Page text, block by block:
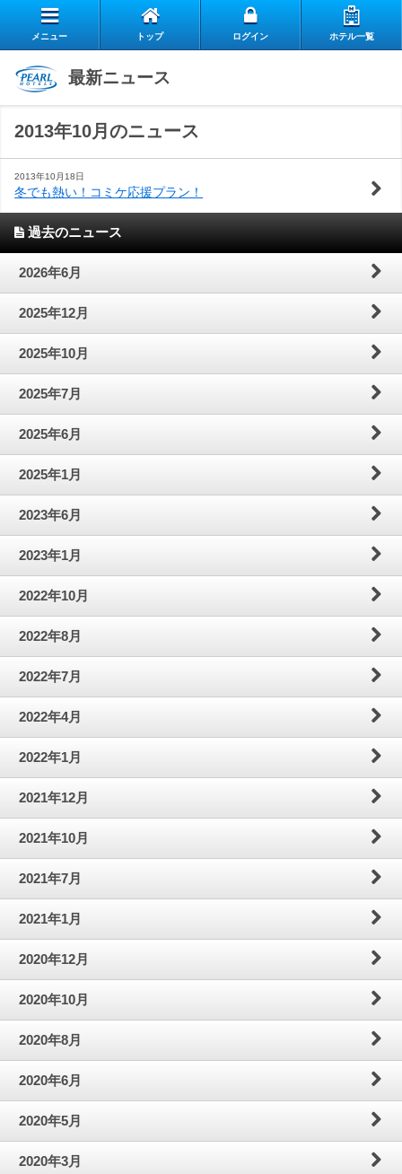
リ
ー
慢
の
ス
タ
ッ
フ
の
想
い
お
客
様
の
声
よ
く
あ
る
質
問
お
問
い
合
わ
せ
閉じる
メニュー トップ ログイン ホテル一覧
最新ニュース
2013年10月のニュース
2013年10月18日
冬でも熱い！コミケ応援プラン！
過去のニュース
2026年6月
2025年12月
2025年10月
2025年7月
2025年6月
2025年1月
2023年6月
2023年1月
2022年10月
2022年8月
2022年7月
2022年4月
2022年1月
2021年12月
2021年10月
2021年7月
2021年1月
2020年12月
2020年10月
2020年8月
2020年6月
2020年5月
2020年3月